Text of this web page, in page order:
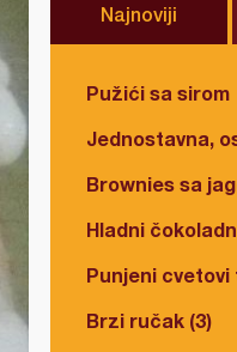
Najnoviji
Pužići sa sirom
Jednostavna,
Brownies sa
Hladni
Punjeni cvetovi
Brzi ručak (3)